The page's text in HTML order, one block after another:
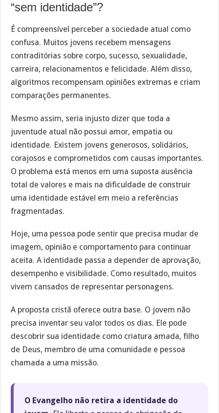
“sem identidade”?
É compreensível perceber a sociedade atual como
confusa. Muitos jovens recebem mensagens
contraditórias sobre corpo, sucesso, sexualidade,
carreira, relacionamentos e felicidade. Além disso,
algoritmos recompensam opiniões extremas e criam
comparações permanentes.
Mesmo assim, seria injusto dizer que toda a
juventude atual não possui amor, empatia ou
identidade. Existem jovens generosos, solidários,
corajosos e comprometidos com causas importantes.
O problema está menos em uma suposta ausência
total de valores e mais na dificuldade de construir
uma identidade estável em meio a referências
fragmentadas.
Hoje, uma pessoa pode sentir que precisa mudar de
imagem, opinião e comportamento para continuar
aceita. A identidade passa a depender de aprovação,
desempenho e visibilidade. Como resultado, muitos
vivem cansados de representar personagens.
A proposta cristã oferece outra base. O jovem não
precisa inventar seu valor todos os dias. Ele pode
descobrir sua identidade como criatura amada, filho
de Deus, membro de uma comunidade e pessoa
chamada a uma missão.
O Evangelho não retira a identidade do